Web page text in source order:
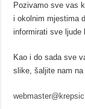
Pozivamo sve vas
i okolnim mjestima
informirati sve ljude
Kao i do sada sve
slike, šaljite nam